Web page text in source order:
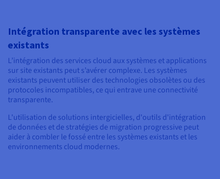
Intégration transparente avec les systèmes
existants
L’intégration des services cloud aux systèmes et applications
sur site existants peut s’avérer complexe. Les systèmes
existants peuvent utiliser des technologies obsolètes ou des
protocoles incompatibles, ce qui entrave une connectivité
transparente.
L'utilisation de solutions intergicielles, d'outils d'intégration
de données et de stratégies de migration progressive peut
aider à combler le fossé entre les systèmes existants et les
environnements cloud modernes.